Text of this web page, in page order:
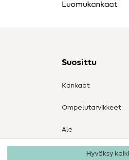
Luomukankaat
Suosittu
Kankaat
Ompelutarvikkeet
Ale
Hyväksy